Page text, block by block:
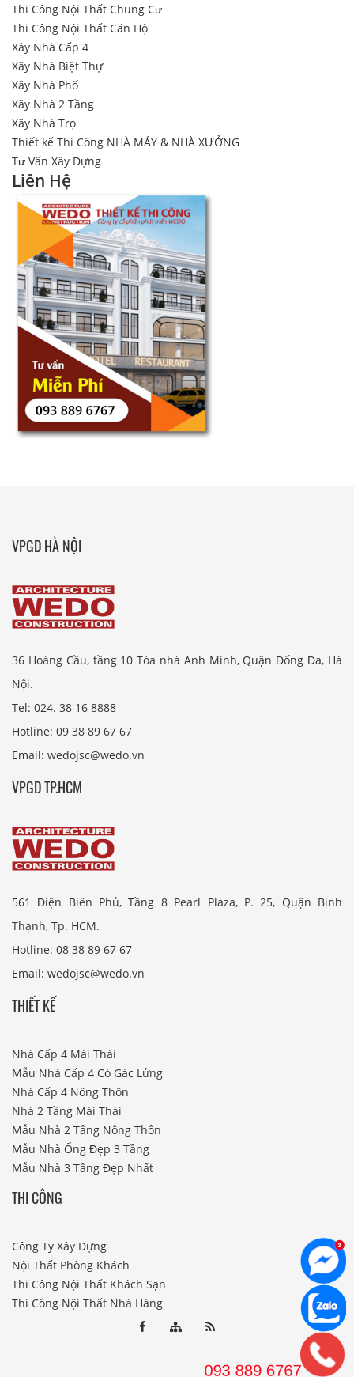
Thi Công Nội Thất Chung Cư
Thi Công Nội Thất Căn Hộ
Xây Nhà Cấp 4
Xây Nhà Biệt Thự
Xây Nhà Phố
Xây Nhà 2 Tầng
Xây Nhà Trọ
Thiết kế Thi Công NHÀ MÁY & NHÀ XƯỞNG
Tư Vấn Xây Dựng
Liên Hệ
VPGD HÀ NỘI
36 Hoàng Cầu, tầng 10 Tòa nhà Anh Minh, Quận Đống Đa, Hà
Nội.
Tel: 024. 38 16 8888
Hotline: 09 38 89 67 67
Email: wedojsc@wedo.vn
VPGD TP.HCM
561 Điện Biên Phủ, Tầng 8 Pearl Plaza, P. 25, Quận Bình
Thạnh, Tp. HCM.
Hotline: 08 38 89 67 67
Email: wedojsc@wedo.vn
THIẾT KẾ
Nhà Cấp 4 Mái Thái
Mẫu Nhà Cấp 4 Có Gác Lửng
Nhà Cấp 4 Nông Thôn
Nhà 2 Tầng Mái Thái
Mẫu Nhà 2 Tầng Nông Thôn
Mẫu Nhà Ống Đẹp 3 Tầng
Mẫu Nhà 3 Tầng Đẹp Nhất
THI CÔNG
Công Ty Xây Dựng
Nội Thất Phòng Khách
Thi Công Nội Thất Khách Sạn
Thi Công Nội Thất Nhà Hàng